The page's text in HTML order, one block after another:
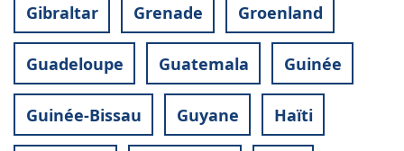
Gibraltar Grenade Groenland
Guadeloupe Guatemala Guinée
Guinée-Bissau Guyane Haïti